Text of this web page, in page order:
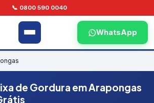
📞 0800 590 0040
WhatsApp
de Gordura em Arapongas